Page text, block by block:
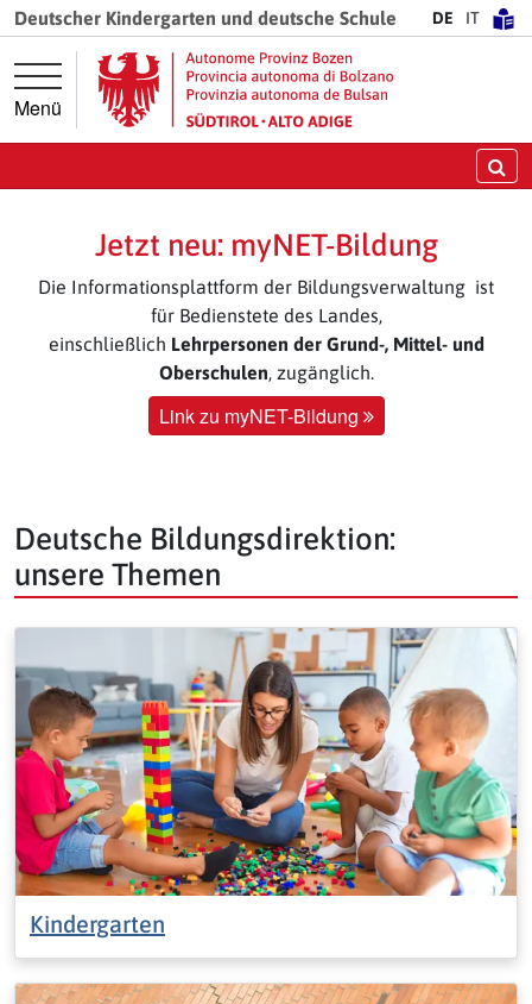
Springe direkt zur Hauptnavigation
Springe direkt zum Inhalt
Deutscher Kindergarten und deutsche Schule DE IT
Menü
Jetzt neu: myNET-Bildung
Die Informationsplattform der Bildungsverwaltung ist
für Bedienstete des Landes,
einschließlich Lehrpersonen der Grund-, Mittel- und
Oberschulen, zugänglich.
Link zu myNET-Bildung
Deutsche Bildungsdirektion:
unsere Themen
Kindergarten